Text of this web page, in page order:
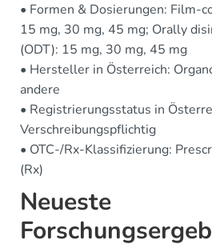
• Formen & Dosierungen: Film-
15 mg, 30 mg, 45 mg; Orally
(ODT): 15 mg, 30 mg, 45 mg
• Hersteller in Österreich:
andere
• Registrierungsstatus in
Verschreibungspflichtig
• OTC-/Rx-Klassifizierung:
(Rx)
Neueste